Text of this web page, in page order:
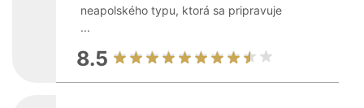
neapolského typu, ktorá sa pripravuje
...
8.5